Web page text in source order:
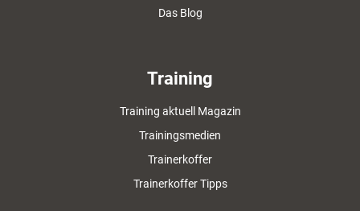
Das Blog
Training
Training aktuell Magazin
Trainingsmedien
Trainerkoffer
Trainerkoffer Tipps